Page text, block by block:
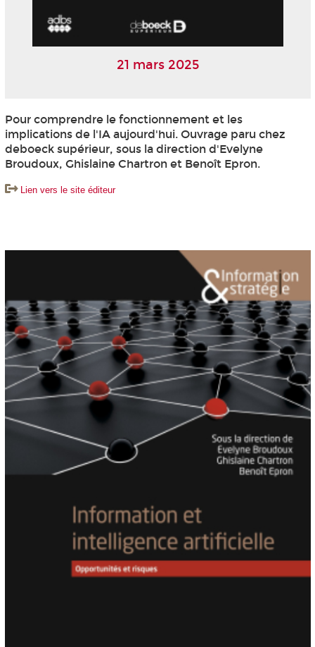
21 mars 2025
Pour comprendre le fonctionnement et les
implications de l'IA aujourd'hui. Ouvrage paru chez
deboeck supérieur, sous la direction d'Evelyne
Broudoux, Ghislaine Chartron et Benoît Epron.
Lien vers le site éditeur